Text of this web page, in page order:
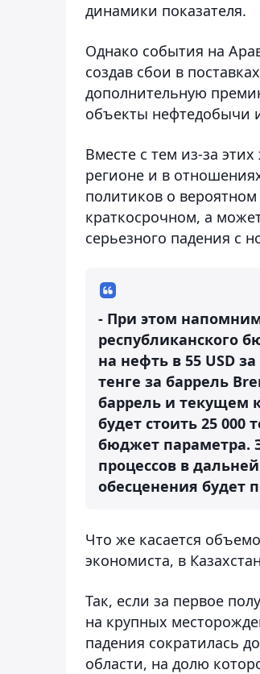
динамики показателя.
Однако события на
создав сбои в
дополнительную
объекты нефтедобычи
Вместе с тем из-за
регионе и в
политиков о
краткосрочном, а
серьезного падения c
- При этом
республиканского
на нефть в 55 USD
тенге за баррель
баррель и текущем
будет стоить 25 000
бюджет параметра.
процессов в
обесценения будет
Что же касается
экономиста, в
Так, если за первое
на крупных
падения сократилась
области, на долю